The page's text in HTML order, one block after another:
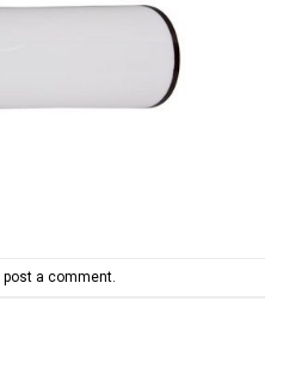
post a comment.